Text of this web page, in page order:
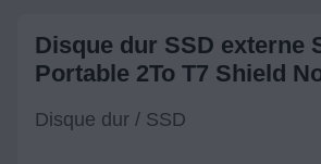
Disque dur SSD externe
Portable 2To T7 Shield
Disque dur / SSD